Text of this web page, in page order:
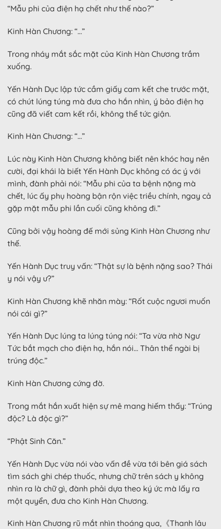
“Mẫu phi của điện hạ chết như thế nào?”
Kinh Hàn Chương: “…”
Trong nháy mắt sắc mặt của Kinh Hàn Chương trầm
xuống.
Yến Hành Dục lập tức cầm giấy cam kết che trước mặt,
có chút lúng túng mà đưa cho hắn nhìn, ý bảo điện hạ
cũng đã viết cam kết rồi, không thể tức giận.
Kinh Hàn Chương: “…”
Lúc này Kinh Hàn Chương không biết nên khóc hay nên
cười, đại khái là biết Yến Hành Dục không có ác ý với
mình, đành phải nói: “Mẫu phi của ta bệnh nặng mà
chết, lúc ấy phụ hoàng bận rộn việc triều chính, ngay cả
gặp mặt mẫu phi lần cuối cũng không đi.”
Cũng bởi vậy hoàng đế mới sủng Kinh Hàn Chương như
thế.
Yến Hành Dục truy vấn: “Thật sự là bệnh nặng sao? Thái
y nói vậy ư?”
Kinh Hàn Chương khẽ nhăn mày: “Rốt cuộc ngươi muốn
nói cái gì?”
Yến Hành Dục lúng ta lúng túng nói: “Ta vừa nhờ Ngư
Tức bắt mạch cho điện hạ, hắn nói… Thân thể ngài bị
trúng độc.”
Kinh Hàn Chương cứng đờ.
Trong mắt hắn xuất hiện sự mê mang hiếm thấy: “Trúng
độc? Là độc gì?”
“Phật Sinh Căn.”
Yến Hành Dục vừa nói vào vấn đề vừa tới bên giá sách
tìm sách ghi chép thuốc, nhưng chữ trên sách y không
nhìn ra là chữ gì, đành phải dựa theo ký ức mà lấy ra
một quyển, đưa cho Kinh Hàn Chương.
Kinh Hàn Chương rũ mắt nhìn thoáng qua,《Thanh lâu